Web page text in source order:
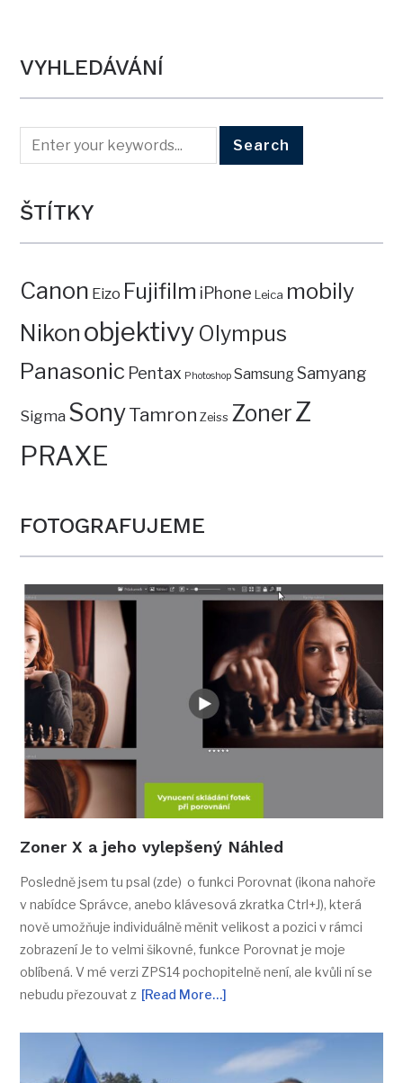
VYHLEDÁVÁNÍ
ŠTÍTKY
Canon Eizo Fujifilm iPhone Leica mobily
Nikon objektivy Olympus
Panasonic Pentax Photoshop SamsungSamyang
Sigma SonyTamron Zeiss ZonerZ
PRAXE
FOTOGRAFUJEME
Zoner X a jeho vylepšený Náhled
Posledně jsem tu psal (zde) o funkci Porovnat (ikona nahoře
v nabídce Správce, anebo klávesová zkratka Ctrl+J), která
nově umožňuje individuálně měnit velikost a pozici v rámci
zobrazení Je to velmi šikovné, funkce Porovnat je moje
oblíbená. V mé verzi ZPS14 pochopitelně není, ale kvůli ní se
nebudu přezouvat z [Read More…]